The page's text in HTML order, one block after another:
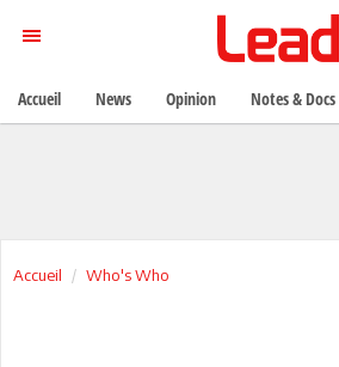
Accueil Who's Who
Accueil News Opinion Notes & Docs